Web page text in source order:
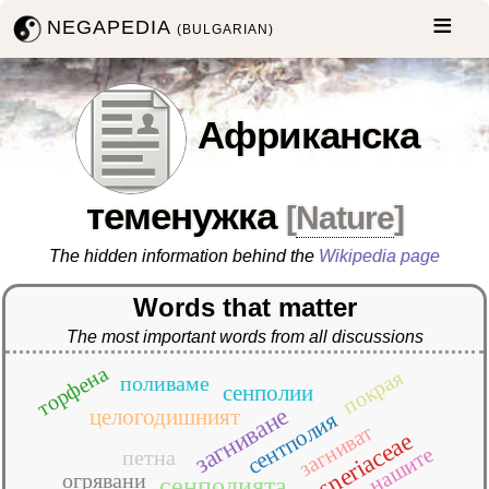
NEGAPEDIA(BULGARIAN)
Африканска
теменужка [Nature]
The hidden information behind the Wikipedia page
Words that matter
The most important words from all discussions
gesneriaceae
загниване
сенполии
сентполия
целогодишният
загниватнашите
огрявани
петна
покрая
поливаме
торфена